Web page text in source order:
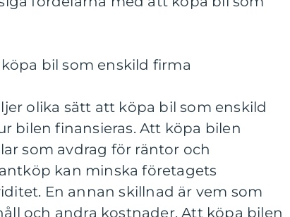
bil som enskild firma
olika sätt att köpa bil som enskild
bilen finansieras. Att köpa bilen
som avdrag för räntor och
kan minska företagets
En annan skillnad är vem som
och andra kostnader. Att köpa bilen